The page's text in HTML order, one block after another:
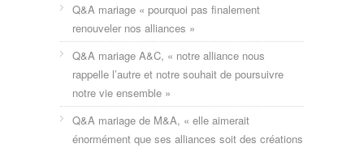
Q&A mariage « pourquoi pas finalement
renouveler nos alliances »
Q&A mariage A&C, « notre alliance nous
rappelle l’autre et notre souhait de poursuivre
notre vie ensemble »
Q&A mariage de M&A, « elle aimerait
énormément que ses alliances soit des créations